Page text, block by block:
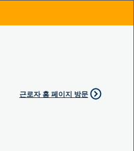
근로자 홈 페이지 방문